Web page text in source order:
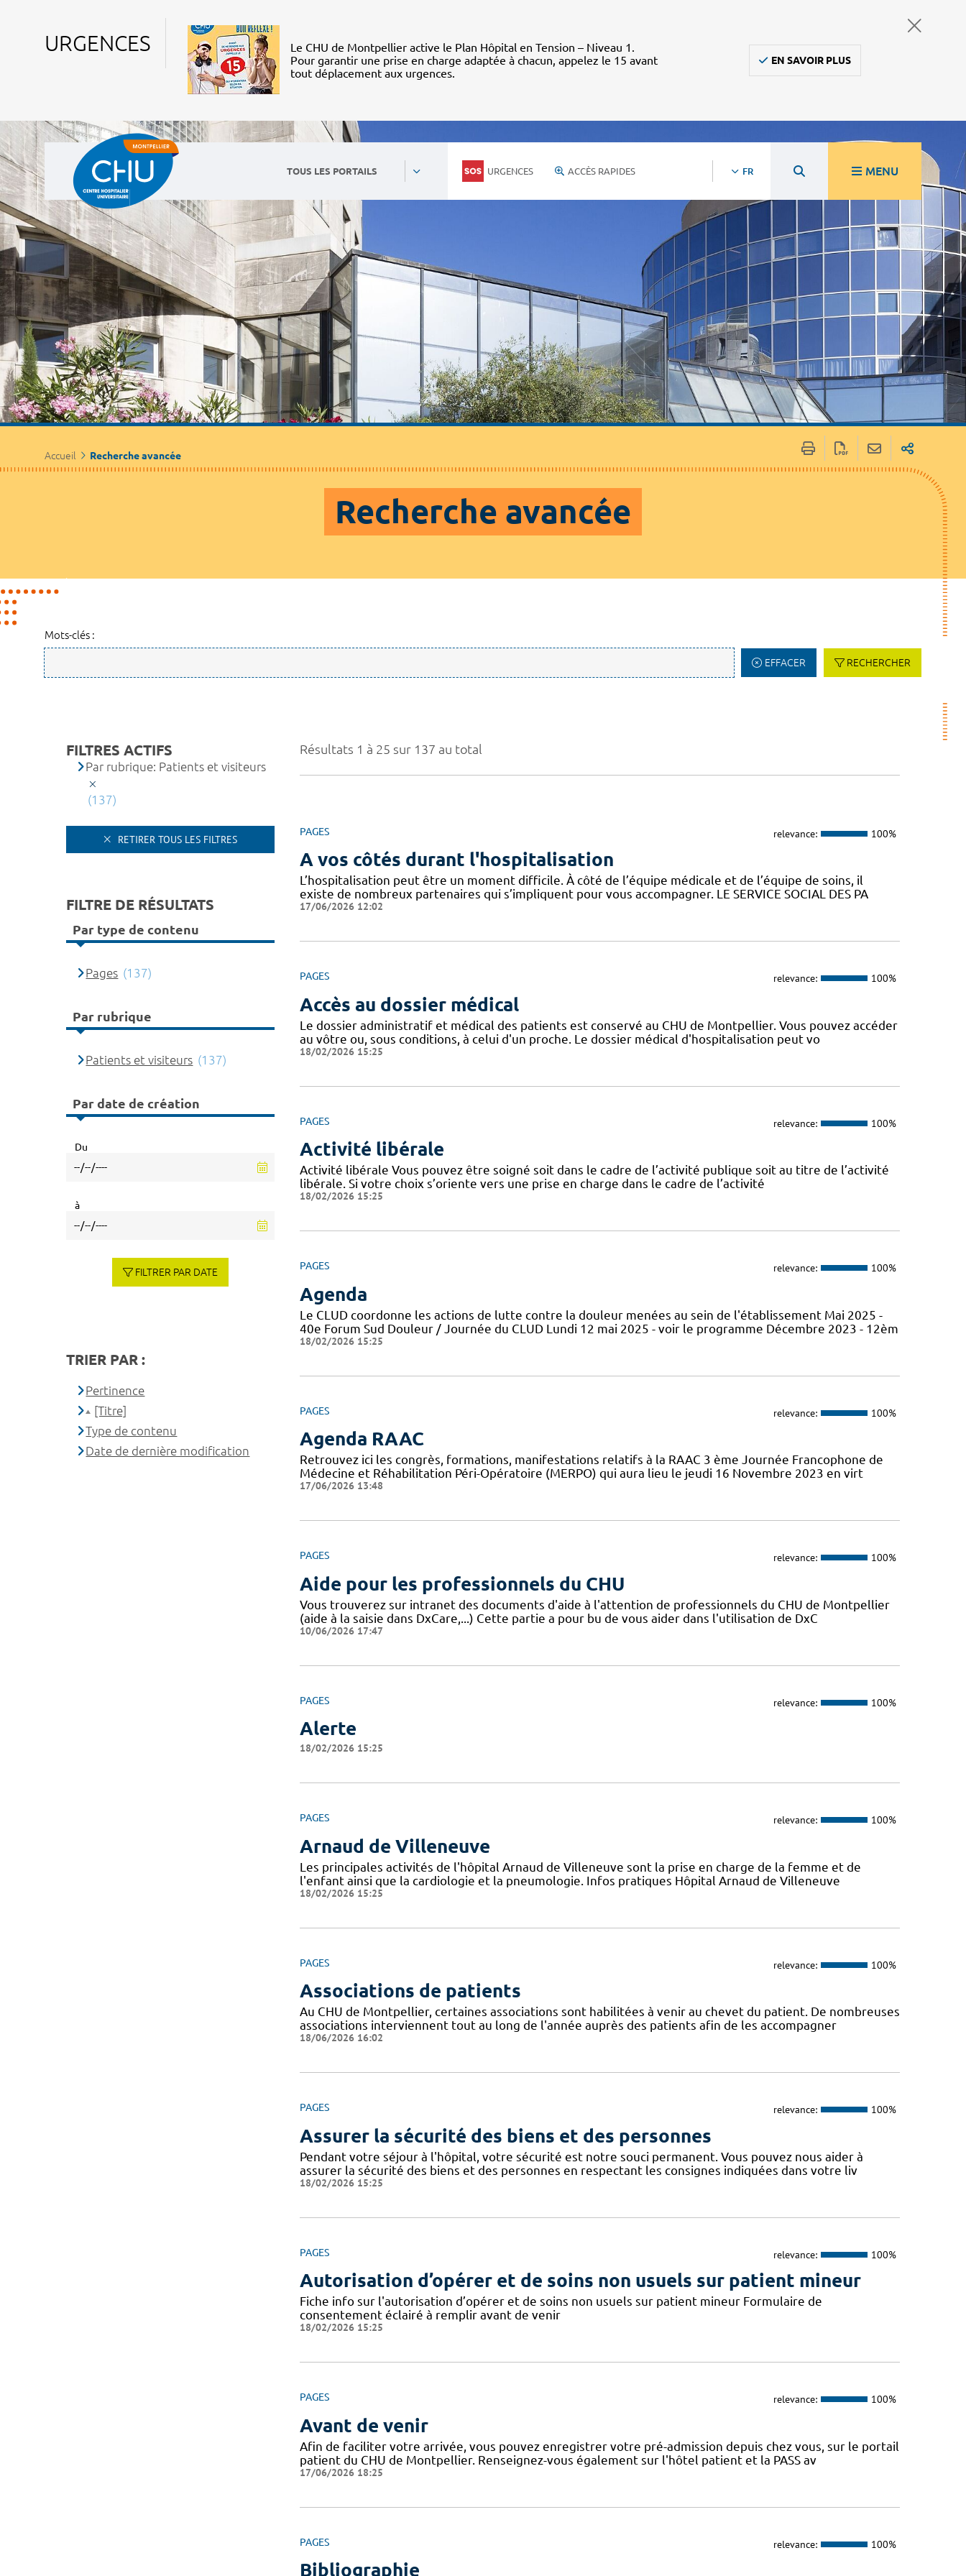
URGENCES
Le CHU de Montpellier active le Plan Hôpital en Tension – Niveau 1.
Pour garantir une prise en charge adaptée à chacun, appelez le 15 avant
tout déplacement aux urgences.
EN SAVOIR PLUS
TOUS LES PORTAILS URGENCES ACCÈS RAPIDES FR MENU
Accueil Recherche avancée
Recherche avancée
Mots-clés :
EFFACER RECHERCHER
Résultats 1 à 25 sur 137 au total
PAGES relevance: 100%
A vos côtés durant l'hospitalisation
L’hospitalisation peut être un moment difficile. À côté de l’équipe médicale et de l’équipe de soins, il
existe de nombreux partenaires qui s’impliquent pour vous accompagner. LE SERVICE SOCIAL DES PA
17/06/2026 12:02
PAGES relevance: 100%
Accès au dossier médical
Le dossier administratif et médical des patients est conservé au CHU de Montpellier. Vous pouvez accéder
au vôtre ou, sous conditions, à celui d'un proche. Le dossier médical d'hospitalisation peut vo
18/02/2026 15:25
PAGES relevance: 100%
Activité libérale
Activité libérale Vous pouvez être soigné soit dans le cadre de l’activité publique soit au titre de l’activité
libérale. Si votre choix s’oriente vers une prise en charge dans le cadre de l’activité
18/02/2026 15:25
PAGES relevance: 100%
Agenda
Le CLUD coordonne les actions de lutte contre la douleur menées au sein de l'établissement Mai 2025 -
40e Forum Sud Douleur / Journée du CLUD Lundi 12 mai 2025 - voir le programme Décembre 2023 - 12èm
18/02/2026 15:25
PAGES relevance: 100%
Agenda RAAC
Retrouvez ici les congrès, formations, manifestations relatifs à la RAAC 3 ème Journée Francophone de
Médecine et Réhabilitation Péri-Opératoire (MERPO) qui aura lieu le jeudi 16 Novembre 2023 en virt
17/06/2026 13:48
PAGES relevance: 100%
Aide pour les professionnels du CHU
Vous trouverez sur intranet des documents d'aide à l'attention de professionnels du CHU de Montpellier
(aide à la saisie dans DxCare,...) Cette partie a pour bu de vous aider dans l'utilisation de DxC
10/06/2026 17:47
PAGES relevance: 100%
Alerte
18/02/2026 15:25
PAGES relevance: 100%
Arnaud de Villeneuve
Les principales activités de l'hôpital Arnaud de Villeneuve sont la prise en charge de la femme et de
l'enfant ainsi que la cardiologie et la pneumologie. Infos pratiques Hôpital Arnaud de Villeneuve
18/02/2026 15:25
PAGES relevance: 100%
Associations de patients
Au CHU de Montpellier, certaines associations sont habilitées à venir au chevet du patient. De nombreuses
associations interviennent tout au long de l'année auprès des patients afin de les accompagner
18/06/2026 16:02
PAGES relevance: 100%
Assurer la sécurité des biens et des personnes
Pendant votre séjour à l'hôpital, votre sécurité est notre souci permanent. Vous pouvez nous aider à
assurer la sécurité des biens et des personnes en respectant les consignes indiquées dans votre liv
18/02/2026 15:25
PAGES relevance: 100%
Autorisation d’opérer et de soins non usuels sur patient mineur
Fiche info sur l'autorisation d’opérer et de soins non usuels sur patient mineur Formulaire de
consentement éclairé à remplir avant de venir
18/02/2026 15:25
PAGES relevance: 100%
Avant de venir
Afin de faciliter votre arrivée, vous pouvez enregistrer votre pré-admission depuis chez vous, sur le portail
patient du CHU de Montpellier. Renseignez-vous également sur l'hôtel patient et la PASS av
17/06/2026 18:25
PAGES relevance: 100%
Bibliographie
FILTRES ACTIFS
Par rubrique: Patients et visiteurs
(137)
RETIRER TOUS LES FILTRES
FILTRE DE RÉSULTATS
Par type de contenu
Pages (137)
Par rubrique
Patients et visiteurs (137)
Par date de création
Du
à
FILTRER PAR DATE
TRIER PAR :
Pertinence
[Titre]
Type de contenu
Date de dernière modification